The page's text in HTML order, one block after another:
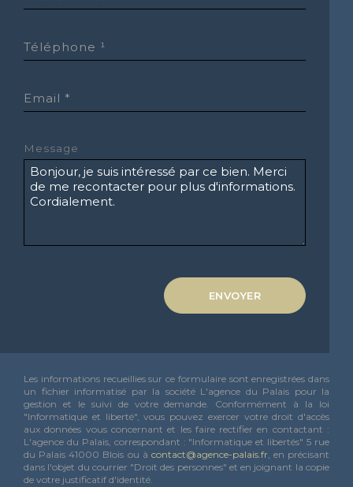
Téléphone ¹
Email *
Message
ENVOYER
Les informations recueillies sur ce formulaire sont enregistrées dans
un fichier informatisé par la société L'agence du Palais pour la
gestion et le suivi de votre demande. Conformément à la loi
"Informatique et liberté", vous pouvez exercer votre droit d'accès
aux données vous concernant et les faire rectifier en contactant :
L'agence du Palais, correspondant : "Informatique et libertés" 5 rue
du Palais 41000 Blois ou à contact@agence-palais.fr, en précisant
dans l'objet du courrier "Droit des personnes" et en joignant la copie
de votre justificatif d'identité.